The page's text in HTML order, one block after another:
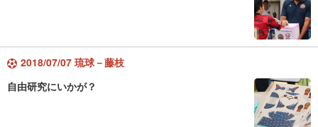
2018/07/07 琉球－藤枝
自由研究にいかが？